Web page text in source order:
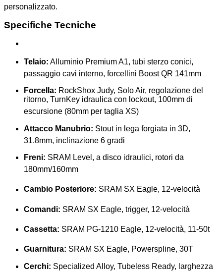
personalizzato.
Specifiche Tecniche
Telaio: Alluminio Premium A1, tubi sterzo conici,
passaggio cavi interno, forcellini Boost QR 141mm
Forcella: RockShox Judy, Solo Air, regolazione del
ritorno, TurnKey idraulica con lockout, 100mm di
escursione (80mm per taglia XS)
Attacco Manubrio: Stout in lega forgiata in 3D,
31.8mm, inclinazione 6 gradi
Freni: SRAM Level, a disco idraulici, rotori da
180mm/160mm
Cambio Posteriore: SRAM SX Eagle, 12-velocità
Comandi: SRAM SX Eagle, trigger, 12-velocità
Cassetta: SRAM PG-1210 Eagle, 12-velocità, 11-50t
Guarnitura: SRAM SX Eagle, Powerspline, 30T
Cerchi: Specialized Alloy, Tubeless Ready, larghezza